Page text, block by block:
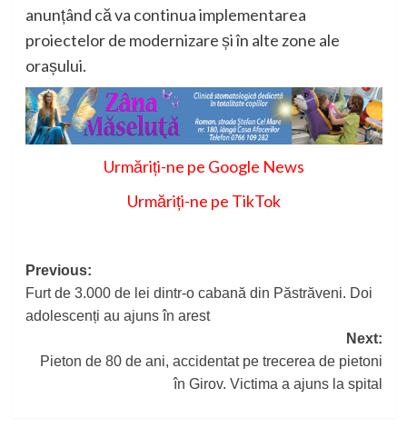
anunțând că va continua implementarea
proiectelor de modernizare și în alte zone ale
orașului.
Urmăriți-ne pe Google News
Urmăriți-ne pe TikTok
Post
navigation
Previous:
Furt de 3.000 de lei dintr-o cabană din Păstrăveni. Doi
adolescenți au ajuns în arest
Next:
Pieton de 80 de ani, accidentat pe trecerea de pietoni
în Girov. Victima a ajuns la spital